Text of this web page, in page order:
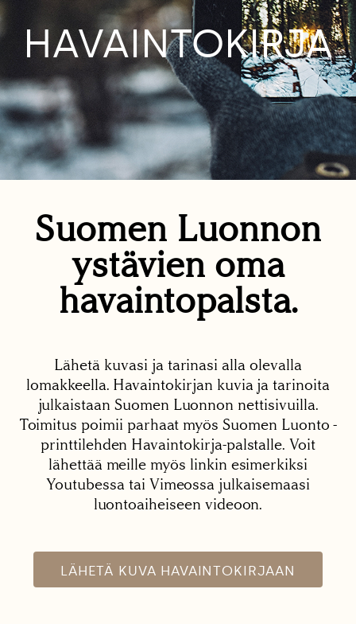
HAVAINTOKIRJA
Suomen Luonnon
ystävien oma
havaintopalsta.
Lähetä kuvasi ja tarinasi alla olevalla
lomakkeella. Havaintokirjan kuvia ja tarinoita
julkaistaan Suomen Luonnon nettisivuilla.
Toimitus poimii parhaat myös Suomen Luonto -
printtilehden Havaintokirja-palstalle. Voit
lähettää meille myös linkin esimerkiksi
Youtubessa tai Vimeossa julkaisemaasi
luontoaiheiseen videoon.
LÄHETÄ KUVA HAVAINTOKIRJAAN